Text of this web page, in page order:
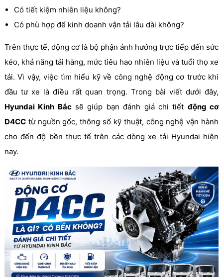
Có tiết kiệm nhiên liệu không?
Có phù hợp để kinh doanh vận tải lâu dài không?
Trên thực tế, động cơ là bộ phận ảnh hưởng trực tiếp đến sức
kéo, khả năng tải hàng, mức tiêu hao nhiên liệu và tuổi thọ xe
tải. Vì vậy, việc tìm hiểu kỹ về công nghệ động cơ trước khi
đầu tư xe là điều rất quan trọng. Trong bài viết dưới đây,
Hyundai Kinh Bắcsẽ giúp bạn đánh giá chi tiết động cơ
D4CCtừ nguồn gốc, thông số kỹ thuật, công nghệ vận hành
cho đến độ bền thực tế trên các dòng xe tải Hyundai hiện
nay.